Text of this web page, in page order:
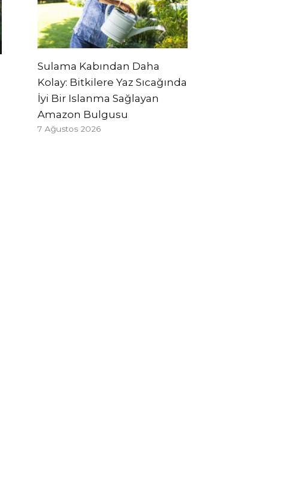
Sulama Kabından Daha
Kolay: Bitkilere Yaz Sıcağında
İyi Bir Islanma Sağlayan
Amazon Bulgusu
7 Ağustos 2026